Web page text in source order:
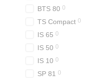
BTS 80 0
TS Compact 0
IS 65 0
IS 50 0
IS 10 0
SP 81 0